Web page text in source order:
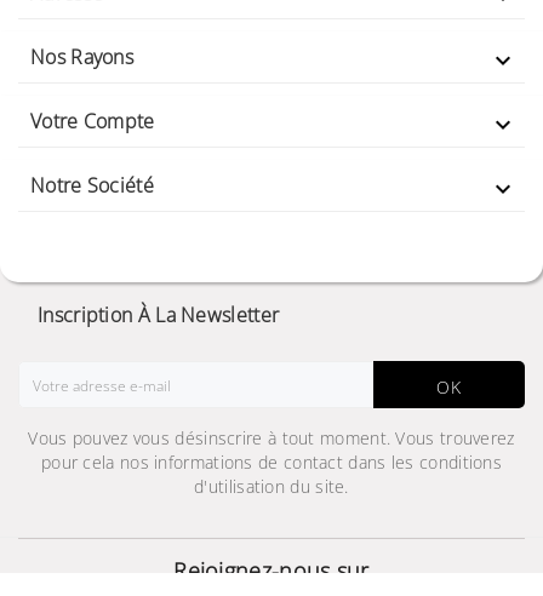
(384L) Blanc
2 439,000 TND 2 719,000 TND
Nos Rayons 
Votre Compte 
Notre Société 
Inscription À La Newsletter
OK
Vous pouvez vous désinscrire à tout moment. Vous trouverez
pour cela nos informations de contact dans les conditions
d'utilisation du site.
Rejoignez-nous sur